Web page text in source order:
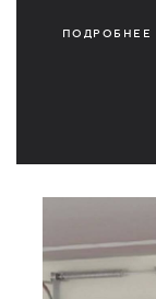
НАМИ
ВОЙТИ
ПОДРОБНЕЕ